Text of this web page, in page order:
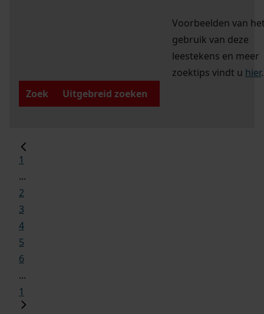
Voorbeelden van
gebruik van deze
leestekens en meer
zoektips vindt u hier.
Zoek
Uitgebreid zoeken
1
...
2
3
4
5
6
...
1